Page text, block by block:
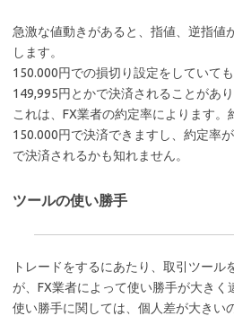
急激な値動きがあると、指値、逆指値
します。
150.000円での損切り設定をしていて
149,995円とかで決済されることがあり
これは、FX業者の約定率によります。
150.000円で決済できますし、約定率
で決済されるかも知れません。
ツールの使い勝手
トレードをするにあたり、取引ツール
が、FX業者によって使い勝手が大きく
使い勝手に関しては、個人差が大きい